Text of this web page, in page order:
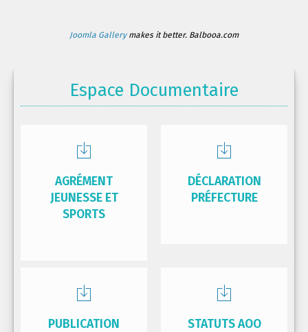
Joomla Gallerymakes it better. Balbooa.com
Espace Documentaire
AGRÉMENT
JEUNESSE ET
SPORTS
DÉCLARATION
PRÉFECTURE
PUBLICATION
STATUTS AOO